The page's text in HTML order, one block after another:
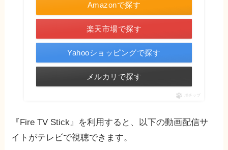
Amazonで探す
楽天市場で探す
Yahooショッピングで探す
メルカリで探す
ポチップ
『Fire TV Stick』を利用すると、以下の動画配信サ
イトがテレビで視聴できます。